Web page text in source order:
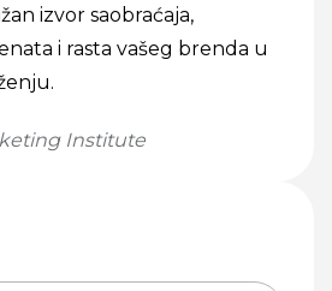
izvor saobraćaja,
i rasta vašeg brenda u
Institute